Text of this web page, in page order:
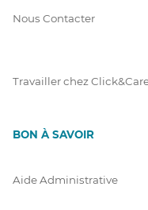
Nous Contacter
Travailler chez
BON À SAVOIR
Aide Administrative